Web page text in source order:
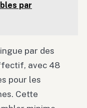
par
par des
avec 48
pour les
Cette